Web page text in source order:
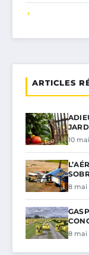
ARTICLES
10
8 mai
8 mai